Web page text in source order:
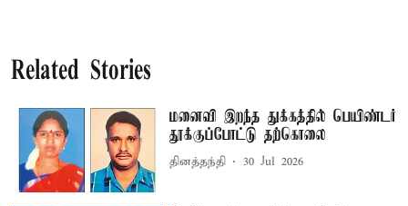
Related Stories
மனைவி இறந்த துக்கத்தில் பெயிண்டர்
தூக்குப்போட்டு தற்கொலை
தினத்தந்தி 30 Jul 2026